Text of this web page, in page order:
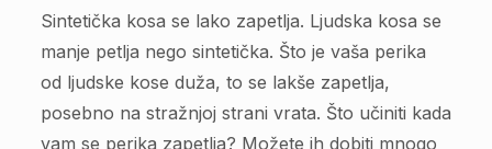
Sintetička kosa se lako zapetlja. Ljudska kosa se
manje petlja nego sintetička. Što je vaša perika
od ljudske kose duža, to se lakše zapetlja,
posebno na stražnjoj strani vrata. Što učiniti kada
vam se perika zapetlja? Možete ih dobiti mnogo